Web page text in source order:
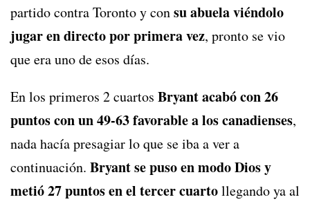
partido contra Toronto y consu abuela viéndolo
jugar en directo por primera vez, pronto se vio
que era uno de esos días.
En los primeros 2 cuartos Bryant acabó con 26
puntos con un 49-63 favorable a los canadienses,
nada hacía presagiar lo que se iba a ver a
continuación. Bryant se puso en modo Dios y
metió 27 puntos en el tercer cuartollegando ya al